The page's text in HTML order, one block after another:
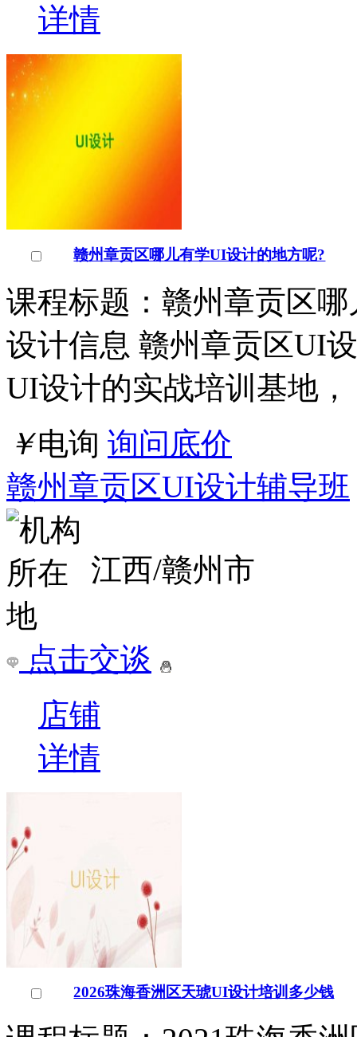
详情
赣州章贡区哪儿有学UI设计的地方呢?
课程标题：赣州章贡区
设计信息 赣州章贡区UI
UI设计的实战培训基地，
￥电询 询问底价
赣州章贡区UI设计辅导班
江西/赣州市
点击交谈
店铺
详情
2026珠海香洲区天琥UI设计培训多少钱